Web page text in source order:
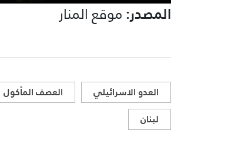
المصدر:موقع المنار
العدو الاسرائيلي العصف المأكول
لبنان